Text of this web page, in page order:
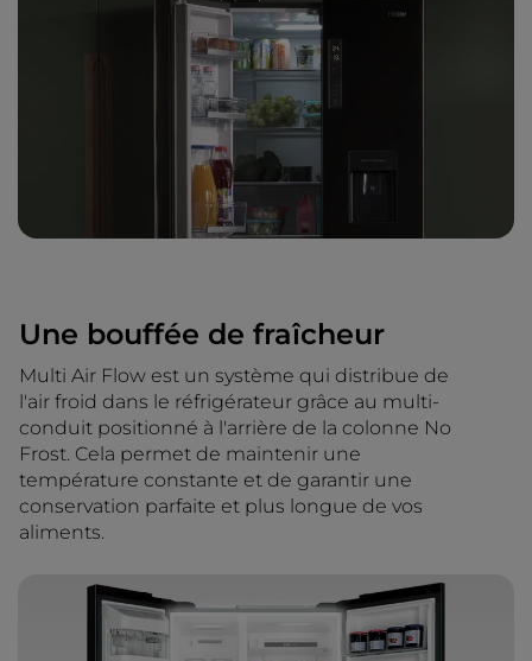
Une bouffée de fraîcheur
Multi Air Flow est un système qui distribue de
l'air froid dans le réfrigérateur grâce au multi-
conduit positionné à l'arrière de la colonne No
Frost. Cela permet de maintenir une
température constante et de garantir une
conservation parfaite et plus longue de vos
aliments.